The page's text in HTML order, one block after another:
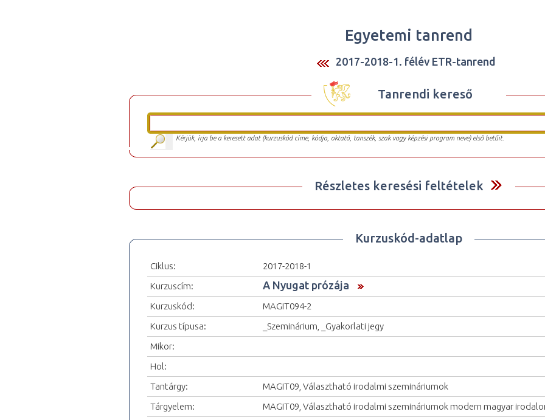
Egyetemi tanrend
2017-2018-1. félév ETR-tanrend
Tanrendi kereső
Kérjük, írja be a keresett adat (kurzuskód címe, kódja, oktató, tanszék, szak vagy képzési program neve) első betűit.
Részletes keresési feltételek
Kurzuskód-adatlap
Ciklus:
2017-2018-1
Kurzuscím:
A Nyugat prózája
Kurzuskód:
MAGIT094-2
Kurzus típusa:
_Szeminárium, _Gyakorlati jegy
Mikor:
Hol:
Tantárgy:
MAGIT09, Választható irodalmi szemináriumok
Tárgyelem:
MAGIT09, Választható irodalmi szemináriumok modern magyar